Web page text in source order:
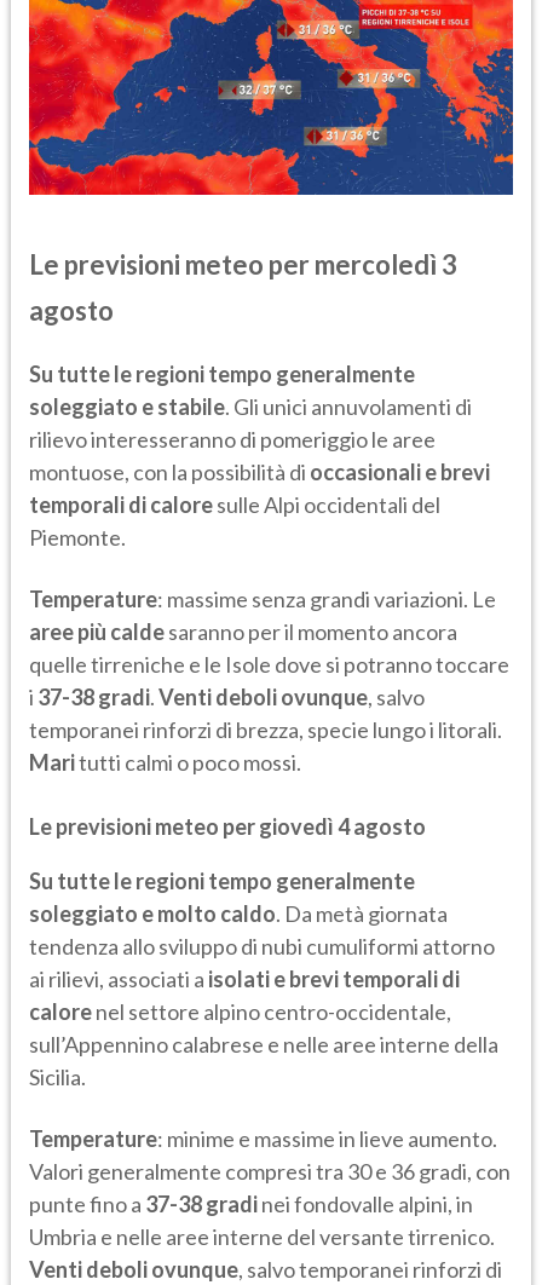
Le previsioni meteo per mercoledì 3
agosto
Su tutte le regioni tempo generalmente
soleggiato e stabile. Gli unici annuvolamenti di
rilievo interesseranno di pomeriggio le aree
montuose, con la possibilità di occasionali e brevi
temporali di caloresulle Alpi occidentali del
Piemonte.
Temperature: massime senza grandi variazioni. Le
aree più caldesaranno per il momento ancora
quelle tirreniche e le Isole dove si potranno toccare
i 37-38 gradi.Venti deboli ovunque, salvo
temporanei rinforzi di brezza, specie lungo i litorali.
Maritutti calmi o poco mossi.
Le previsioni meteo per giovedì 4 agosto
Su tutte le regioni tempo generalmente
soleggiato e molto caldo. Da metà giornata
tendenza allo sviluppo di nubi cumuliformi attorno
ai rilievi, associati a isolati e brevi temporali di
calorenel settore alpino centro-occidentale,
sull’Appennino calabrese e nelle aree interne della
Sicilia.
Temperature: minime e massime in lieve aumento.
Valori generalmente compresi tra 30 e 36 gradi, con
punte fino a 37-38 gradinei fondovalle alpini, in
Umbria e nelle aree interne del versante tirrenico.
Venti deboli ovunque, salvo temporanei rinforzi di